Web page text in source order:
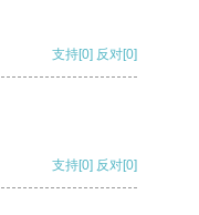
支持[0] 反对[0]
支持[0] 反对[0]